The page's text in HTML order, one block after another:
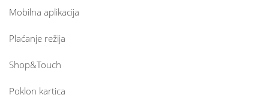
Mobilna aplikacija
Plaćanje režija
Shop&Touch
Poklon kartica